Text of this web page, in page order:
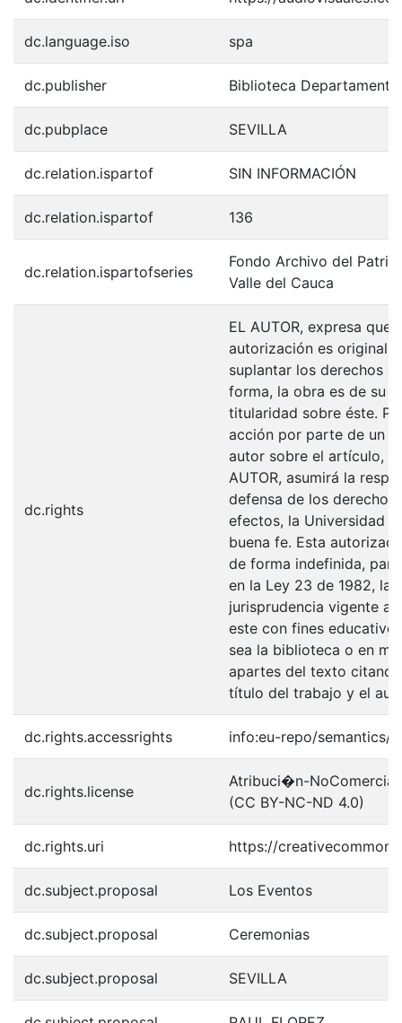
dc.language.iso spa
dc.publisher Biblioteca
dc.pubplace SEVILLA
dc.relation.ispartof SIN INFORMACIÓN
dc.relation.ispartof 136
dc.relation.ispartofseries
Fondo Archivo del
Valle del Cauca
dc.rights
EL AUTOR, expresa
autorización es original
suplantar los derechos
forma, la obra es de su
titularidad sobre éste.
acción por parte de un
autor sobre el artículo,
AUTOR, asumirá la
defensa de los
efectos, la Universidad
buena fe. Esta
de forma indefinida,
en la Ley 23 de 1982, la
jurisprudencia vigente
este con fines
sea la biblioteca o en
apartes del texto
título del trabajo y el
dc.rights.accessrights info:eu-repo/semantics/
dc.rights.license
Atribuci�n-
(CC BY-NC-ND 4.0)
dc.rights.uri https://
dc.subject.proposal Los Eventos
dc.subject.proposal Ceremonias
dc.subject.proposal SEVILLA